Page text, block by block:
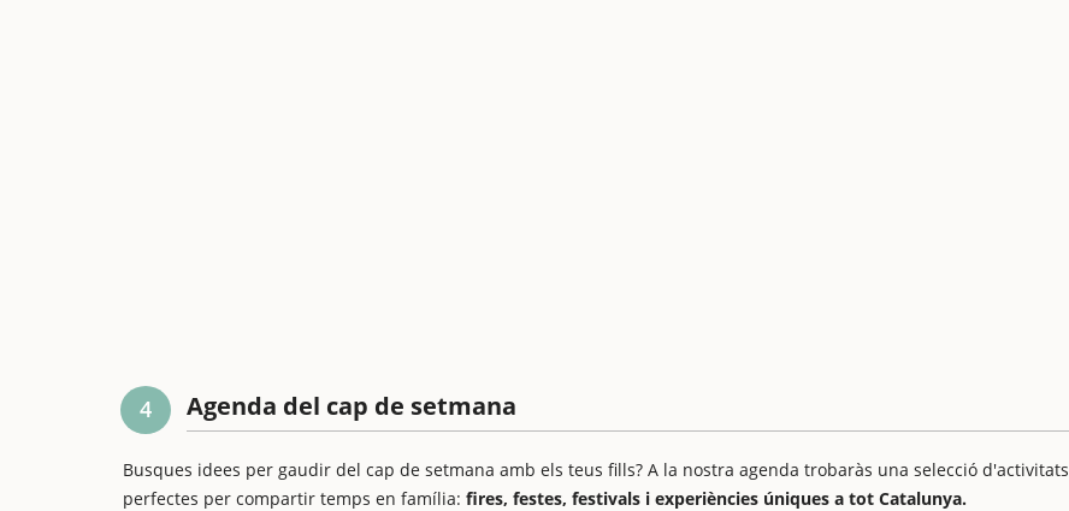
4 Agenda del cap de setmana
Busques idees per gaudir del cap de setmana amb els teus fills? A la nostra agenda trobaràs una selecció d'activitats
perfectes per compartir temps en família: fires, festes, festivals i experiències úniques a tot Catalunya.